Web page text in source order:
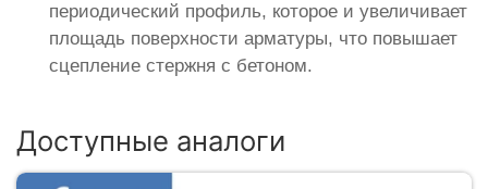
периодический профиль, которое и увеличивает
площадь поверхности арматуры, что повышает
сцепление стержня с бетоном.
Доступные аналоги